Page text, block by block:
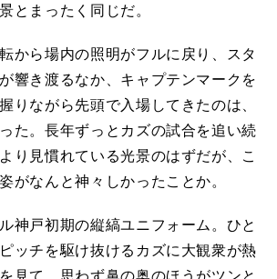
とまったく同じだ。
から場内の照明がフルに戻り、スタ
響き渡るなか、キャプテンマークを
りながら先頭で入場してきたのは、
た。長年ずっとカズの試合を追い続
り見慣れている光景のはずだが、こ
がなんと神々しかったことか。
神戸初期の縦縞ユニフォーム。ひと
ッチを駆け抜けるカズに大観衆が熱
見て、思わず鼻の奥のほうがツンと